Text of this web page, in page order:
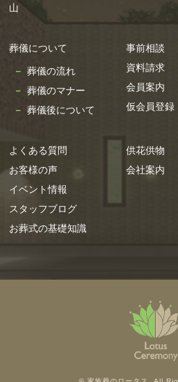
山
葬儀について
葬儀の流れ
葬儀のマナー
葬儀後について
事前相談
資料請求
会員案内
仮会員登録
よくある質問
お客様の声
イベント情報
スタッフブログ
お葬式の基礎知識
供花供物
会社案内